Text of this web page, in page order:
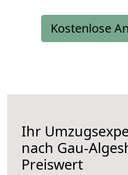
Kostenlose
Ihr
nach Gau-
Preiswert